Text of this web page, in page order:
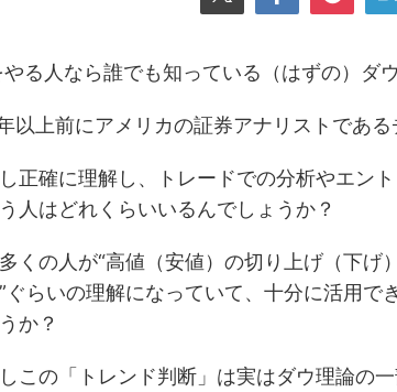
る人なら誰でも知っている（はずの）ダウ
以上前にアメリカの証券アナリストであ
正確に理解し、トレードでの分析やエン
人はどれくらいいるんでしょうか？
くの人が“高値（安値）の切り上げ（下げ
ぐらいの理解になっていて、十分に活用
か？
この「トレンド判断」は実はダウ理論の一